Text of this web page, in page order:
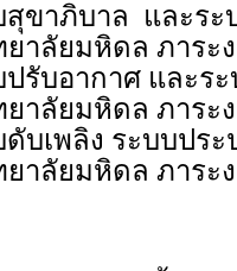
ขาภิบาล และระ
าลัยมหิดล ภาระ
รับอากาศ และร
าลัยมหิดล ภาระ
บเพลิง ระบบปร
าลัยมหิดล ภาระ